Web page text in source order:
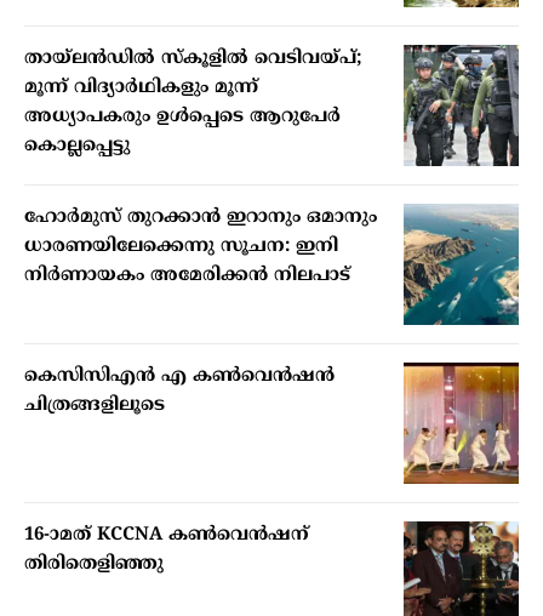
തായ്ലന്‍ഡില്‍ സ്‌കൂളില്‍ വെടിവയ്പ്;
മൂന്ന് വിദ്യാര്‍ഥികളും മൂന്ന്
അധ്യാപകരും ഉള്‍പ്പെടെ ആറുപേര്‍
കൊല്ലപ്പെട്ടു
ഹോര്‍മുസ് തുറക്കാന്‍ ഇറാനും ഒമാനും
ധാരണയിലേക്കെന്നു സൂചന: ഇനി
നിര്‍ണായകം അമേരിക്കന്‍ നിലപാട്
കെസിസിഎൻ എ കൺവെൻഷൻ
ചിത്രങ്ങളിലൂടെ
16-ാമത് KCCNA കൺവെൻഷന്
തിരിതെളിഞ്ഞു